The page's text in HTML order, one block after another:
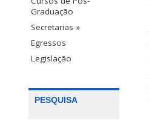
Graduação
Secretarias »
Egressos
Legislação
PESQUISA